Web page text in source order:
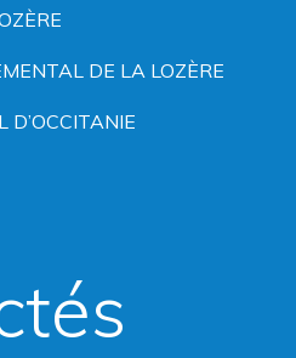
DE LA LOZÈRE
D’OCCITANIE